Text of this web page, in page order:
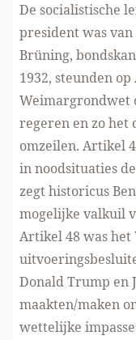
De socialistische
president was
Brüning,
1932, steunden
Weimargrondwet
regeren en zo het
omzeilen. Artikel
in noodsituaties
zegt historicus
mogelijke valkuil
Artikel 48 was
Donald Trump en
maakten/maken
wettelijke